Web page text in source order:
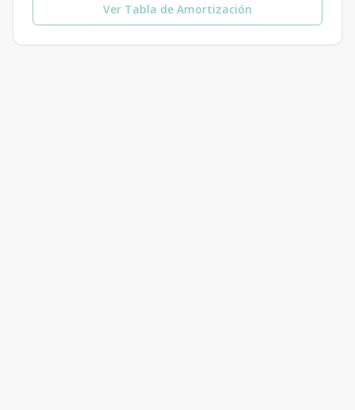
Ver Tabla de Amortización